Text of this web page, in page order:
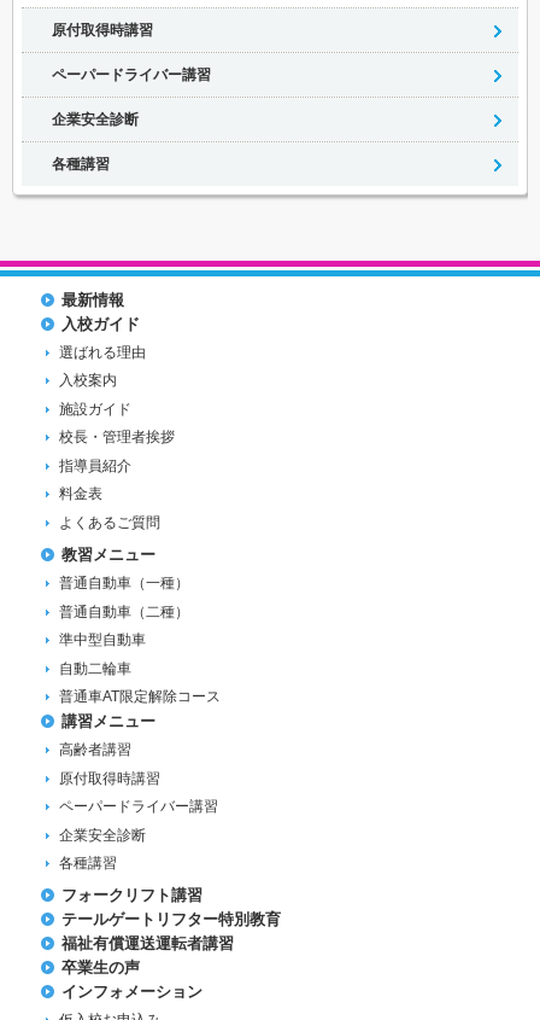
原付取得時講習
ペーパードライバー講習
企業安全診断
各種講習
最新情報
入校ガイド
選ばれる理由
入校案内
施設ガイド
校長・管理者挨拶
指導員紹介
料金表
よくあるご質問
教習メニュー
普通自動車（一種）
普通自動車（二種）
準中型自動車
自動二輪車
普通車AT限定解除コース
講習メニュー
高齢者講習
原付取得時講習
ペーパードライバー講習
企業安全診断
各種講習
フォークリフト講習
テールゲートリフター特別教育
福祉有償運送運転者講習
卒業生の声
インフォメーション